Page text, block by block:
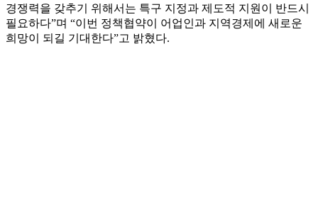
경쟁력을 갖추기 위해서는 특구 지정과 제도적 지원이 반드시
필요하다”며 “이번 정책협약이 어업인과 지역경제에 새로운
희망이 되길 기대한다”고 밝혔다.